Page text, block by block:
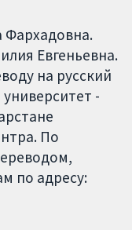
Фархадовна.
Евгеньевна.
на русский
-
По
по адресу: